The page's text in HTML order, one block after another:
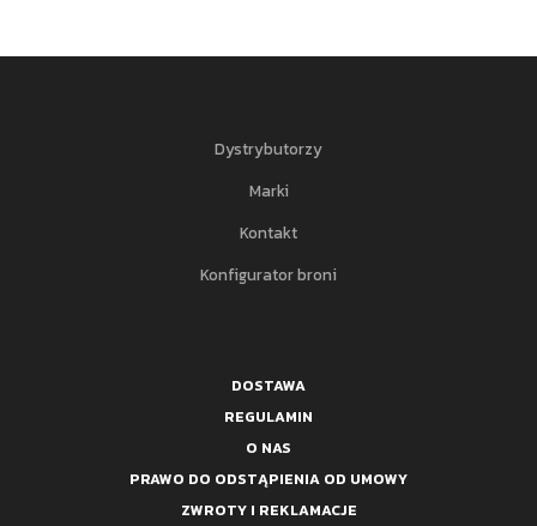
Dystrybutorzy
Marki
Kontakt
Konfigurator broni
DOSTAWA
REGULAMIN
O NAS
PRAWO DO ODSTĄPIENIA OD UMOWY
ZWROTY I REKLAMACJE